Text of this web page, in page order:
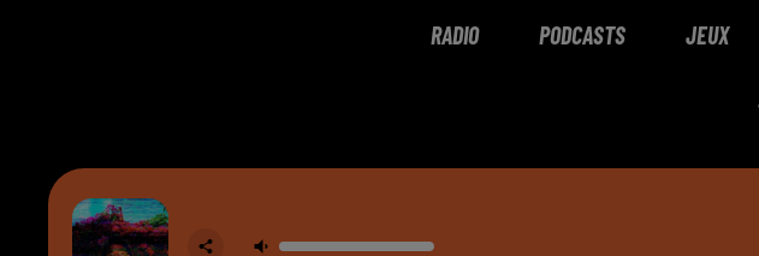
RADIO PODCASTS JEUX